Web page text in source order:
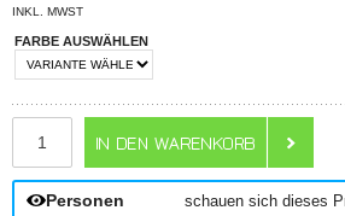
INKL. MWST
FARBE AUSWÄHLEN
Personen schauen sich dieses